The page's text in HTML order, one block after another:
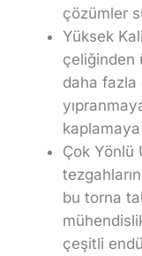
çözümler
Yüksek
çeliğinden
daha fazla
Çok Yönlü
bu torna
çeşitli